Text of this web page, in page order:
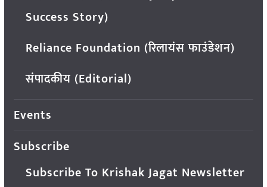
Success Story)
Reliance Foundation (रिलायंस फाउंडेशन)
संपादकीय (Editorial)
Events
Subscribe
Subscribe To Krishak Jagat Newsletter